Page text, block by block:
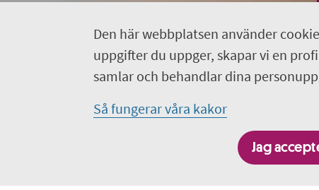
Den här webbplatsen använder
uppgifter du uppger, skapar vi en
samlar och behandlar dina
Så fungerar våra kakor
Jag